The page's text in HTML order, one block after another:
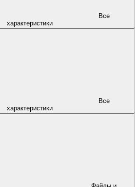
характеристики
характеристики